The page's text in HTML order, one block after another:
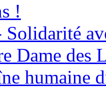
!
Solidarité
Dame des
humaine